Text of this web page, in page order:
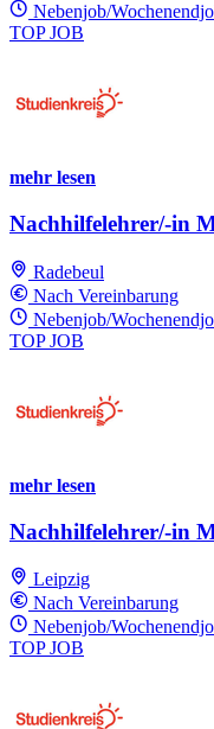
Nebenjob/
TOP JOB
mehr lesen
Nachhilfelehrer/-in
Radebeul
Nach Vereinbarung
Nebenjob/
TOP JOB
mehr lesen
Nachhilfelehrer/-in
Leipzig
Nach Vereinbarung
Nebenjob/
TOP JOB